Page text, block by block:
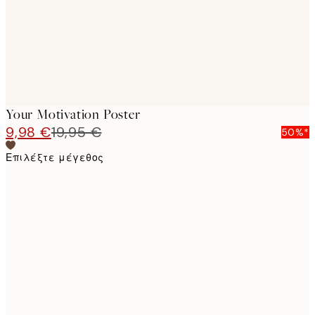
Your Motivation Poster
9,98 €19,95 €
50%*
Επιλέξτε μέγεθος